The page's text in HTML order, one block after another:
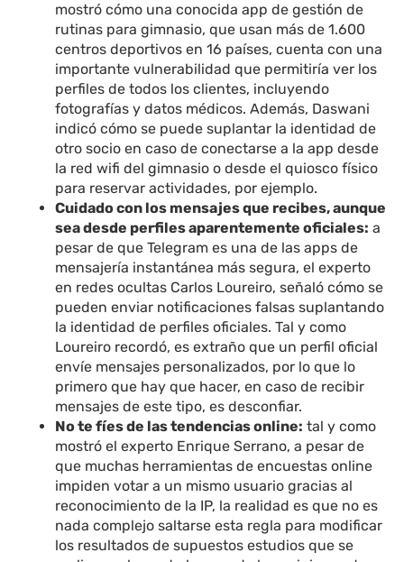
mostró cómo una conocida app de gestión de
rutinas para gimnasio, que usan más de 1.600
centros deportivos en 16 países, cuenta con una
importante vulnerabilidad que permitiría ver los
perfiles de todos los clientes, incluyendo
fotografías y datos médicos. Además, Daswani
indicó cómo se puede suplantar la identidad de
otro socio en caso de conectarse a la app desde
la red wifi del gimnasio o desde el quiosco físico
para reservar actividades, por ejemplo.
Cuidado con los mensajes que recibes, aunque
sea desde perfiles aparentemente oficiales: a
pesar de que Telegram es una de las apps de
mensajería instantánea más segura, el experto
en redes ocultas Carlos Loureiro, señaló cómo se
pueden enviar notificaciones falsas suplantando
la identidad de perfiles oficiales. Tal y como
Loureiro recordó, es extraño que un perfil oficial
envíe mensajes personalizados, por lo que lo
primero que hay que hacer, en caso de recibir
mensajes de este tipo, es desconfiar.
No te fíes de las tendencias online: tal y como
mostró el experto Enrique Serrano, a pesar de
que muchas herramientas de encuestas online
impiden votar a un mismo usuario gracias al
reconocimiento de la IP, la realidad es que no es
nada complejo saltarse esta regla para modificar
los resultados de supuestos estudios que se